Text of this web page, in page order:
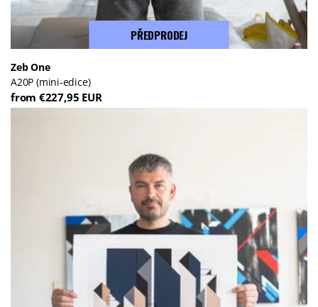
PŘEDPRODEJ
Zeb One
A20P (mini-edice)
from €227,95 EUR